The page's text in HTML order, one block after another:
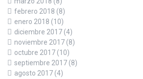
febrero 2018 (8)
enero 2018 (10)
diciembre 2017 (4)
noviembre 2017 (8)
octubre 2017 (10)
septiembre 2017 (8)
agosto 2017 (4)